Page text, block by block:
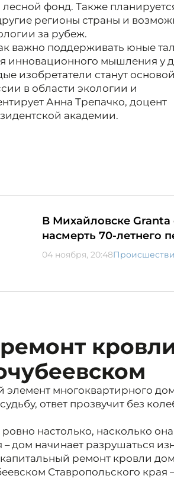
фонд. Также
регионы страны и
за рубеж.
важно поддерживать юные
инновационного мышления у
изобретатели станут основой
в области экологии и
Анна Трепачко, доцент
академии.
В Михайловске Granta
насмерть 70-летнего
04 ноября, 20:48
элемент многоквартирного
ответ прозвучит без
настолько, насколько она
дом начинает разрушаться
ремонт кровли
Ставропольского края